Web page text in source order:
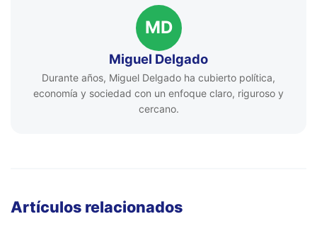
MD
Miguel Delgado
Durante años, Miguel Delgado ha cubierto política,
economía y sociedad con un enfoque claro, riguroso y
cercano.
Artículos relacionados